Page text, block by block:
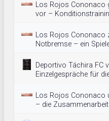
Los Rojos Cononaco
vor –
Los Rojos Cononaco
Notbremse – ein
Deportivo Táchira FC
Einzelgespräche für
Los Rojos Cononaco
– die Zusammenarbeit